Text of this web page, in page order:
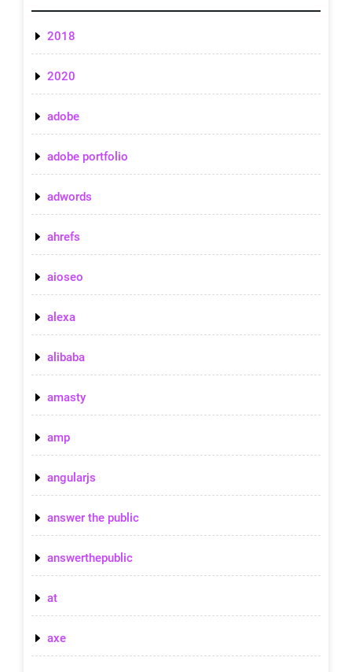
2018
2020
adobe
adobe portfolio
adwords
ahrefs
aioseo
alexa
alibaba
amasty
amp
angularjs
answer the public
answerthepublic
at
axe